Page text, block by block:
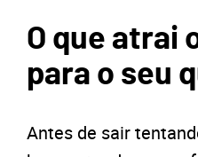
O que atrai
para o seu
Antes de sair